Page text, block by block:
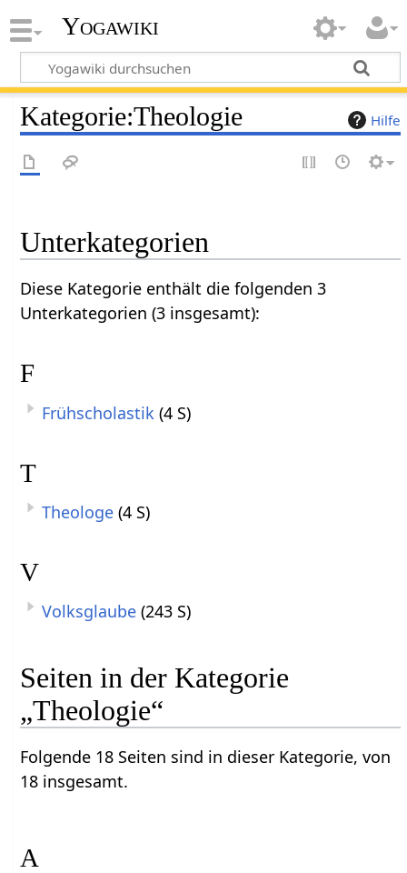
Yogawiki
Hilfe
Kategorie:Theologie
Unterkategorien
Diese Kategorie enthält die folgenden 3
Unterkategorien (3 insgesamt):
F
Frühscholastik (4 S)
T
Theologe (4 S)
V
Volksglaube (243 S)
Seiten in der Kategorie
„Theologie“
Folgende 18 Seiten sind in dieser Kategorie, von
18 insgesamt.
A